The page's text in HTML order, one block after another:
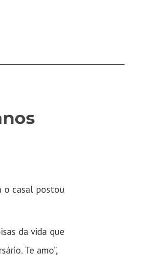
o casal postou
da vida que
Te amo”,